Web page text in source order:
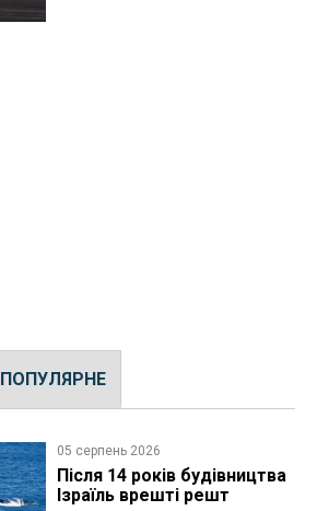
ПОПУЛЯРНЕ
05 серпень 2026
Після 14 років будівництва
Ізраїль врешті решт